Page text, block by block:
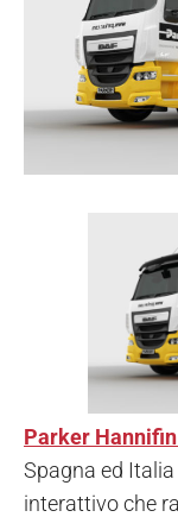
Parker Hannifin
Spagna ed
interattivo che